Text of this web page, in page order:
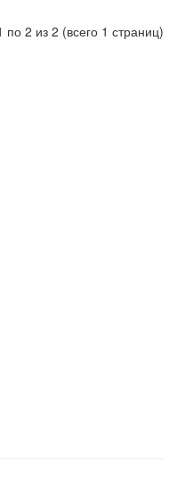
по 2 из 2 (всего 1 страниц)